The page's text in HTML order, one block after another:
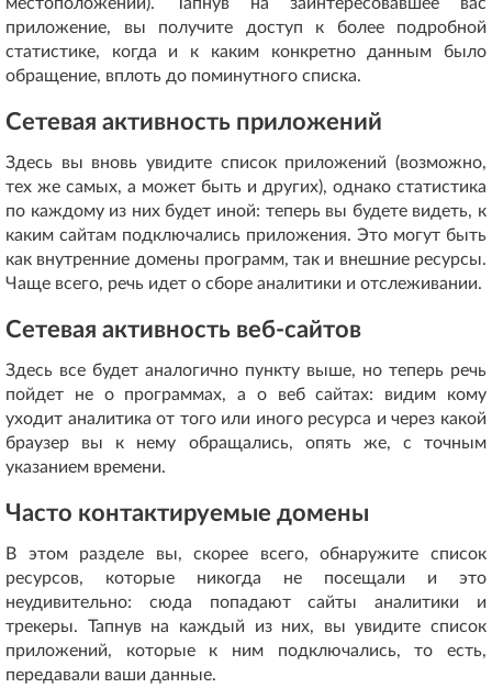
приложение, вы получите доступ к более подробной
статистике, когда и к каким конкретно данным было
обращение, вплоть до поминутного списка.
Сетевая активность приложений
Здесь вы вновь увидите список приложений (возможно,
тех же самых, а может быть и других), однако статистика
по каждому из них будет иной: теперь вы будете видеть, к
каким сайтам подключались приложения. Это могут быть
как внутренние домены программ, так и внешние ресурсы.
Чаще всего, речь идет о сборе аналитики и отслеживании.
Сетевая активность веб-сайтов
Здесь все будет аналогично пункту выше, но теперь речь
пойдет не о программах, а о веб сайтах: видим кому
уходит аналитика от того или иного ресурса и через какой
браузер вы к нему обращались, опять же, с точным
указанием времени.
Часто контактируемые домены
В этом разделе вы, скорее всего, обнаружите список
ресурсов, которые никогда не посещали и это
неудивительно: сюда попадают сайты аналитики и
трекеры. Тапнув на каждый из них, вы увидите список
приложений, которые к ним подключались, то есть,
передавали ваши данные.